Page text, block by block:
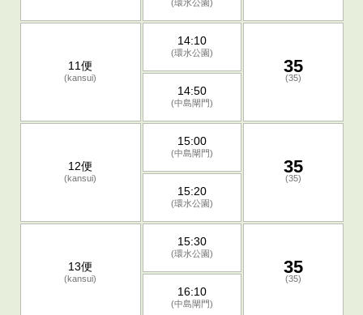
(環水公園)
11便
(kansui)
14:10
(環水公園)
35
(35)
14:50
(中島閘門)
12便
(kansui)
15:00
(中島閘門)
35
(35)
15:20
(環水公園)
13便
(kansui)
15:30
(環水公園)
35
(35)
16:10
(中島閘門)